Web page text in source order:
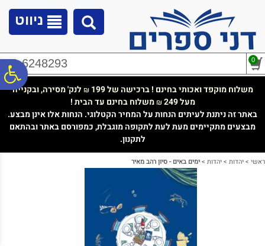
נגישות
ניווט
02-6248293 0
משלוח מוקפד ואכותי בחינם ! ברכישה של 199 ₪ לנק' מסירה, ובקנייה
מעל 249
₪משלוח בחינם עד הבית !
באתר זה ניתנת לעיתים הנחות על המחיר הקטלוגי. הנחות אלו אינן מבצע.
מבצעים מתקיימים מעת לעת לתקופה מוגבלת, כמפורסם באתר ובהתאם
לתקנון.
ראשי >יהדות >יהדות >ימים באים - סיון רהב מאיר